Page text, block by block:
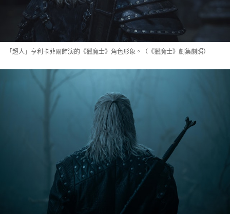
「超人」亨利卡菲爾飾演的《獵魔士》角色形象。（《獵魔士》劇集劇照）